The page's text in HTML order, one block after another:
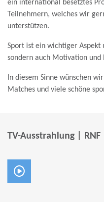
ein international besetztes
Teilnehmern, welches wir
unterstützen.
Sport ist ein wichtiger Aspekt
sondern auch Motivation und
In diesem Sinne wünschen
Matches und viele schöne
TV-Ausstrahlung |